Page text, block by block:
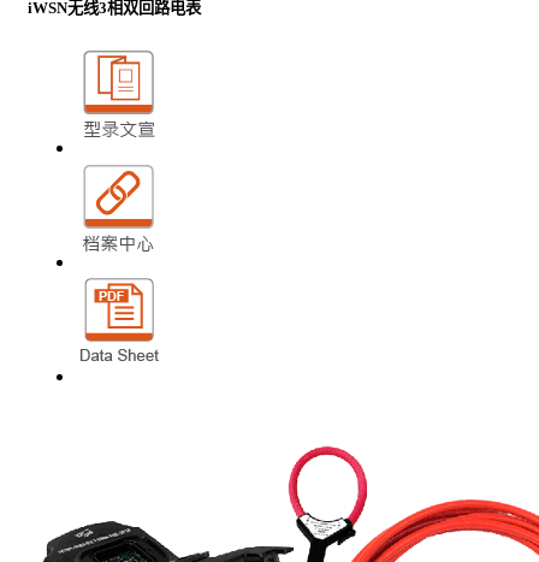
iWSN无线3相双回路电表